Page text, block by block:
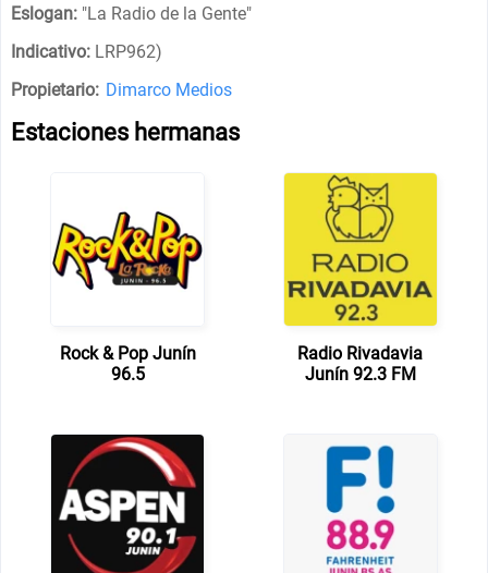
Eslogan: "La Radio de la Gente"
Indicativo: LRP962)
Propietario: Dimarco Medios
Estaciones hermanas
Rock & Pop Junín
96.5
Radio Rivadavia
Junín 92.3 FM